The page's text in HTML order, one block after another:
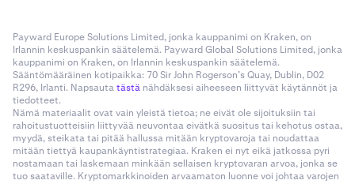
Payward Europe Solutions Limited, jonka kauppanimi on Kraken, on
Irlannin keskuspankin säätelemä. Payward Global Solutions Limited, jonka
kauppanimi on Kraken, on Irlannin keskuspankin säätelemä.
Sääntömääräinen kotipaikka: 70 Sir John Rogerson’s Quay, Dublin, D02
R296, Irlanti. Napsautatästä nähdäksesi aiheeseen liittyvät käytännöt ja
tiedotteet.
Nämä materiaalit ovat vain yleistä tietoa; ne eivät ole sijoituksiin tai
rahoitustuotteisiin liittyvää neuvontaa eivätkä suositus tai kehotus ostaa,
myydä, steikata tai pitää hallussa mitään kryptovaroja tai noudattaa
mitään tiettyä kaupankäyntistrategiaa. Kraken ei nyt eikä jatkossa pyri
nostamaan tai laskemaan minkään sellaisen kryptovaran arvoa, jonka se
tuo saataville. Kryptomarkkinoiden arvaamaton luonne voi johtaa varojen